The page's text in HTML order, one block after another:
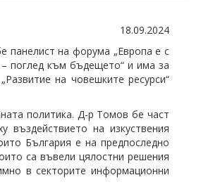
18.09.2024
панелист на форума „Европа е с
поглед към бъдещето“ и има за
на човешките ресурси“
политика. Д-р Томов бе част
въздействието на изкуствения
България е на предпоследно
са въвели цялостни решения
в секторите информационни